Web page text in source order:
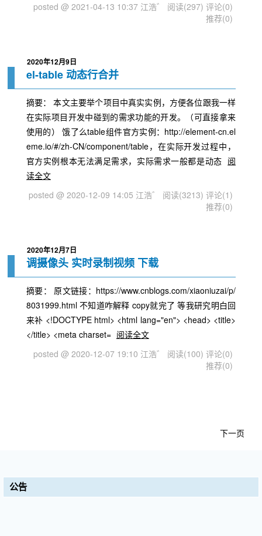
posted @ 2021-04-13 10:37 江浩゛ 阅读(297) 评论(0)
推荐(0)
2020年12月9日
el-table 动态行合并
摘要： 本文主要举个项目中真实实例，方便各位跟我一样
在实际项目开发中碰到的需求功能的开发。（可直接拿来
使用的） 饿了么table组件官方实例：http://element-cn.el
eme.io/#/zh-CN/component/table，在实际开发过程中，
官方实例根本无法满足需求，实际需求一般都是动态 阅
读全文
posted @ 2020-12-09 14:05 江浩゛ 阅读(3213) 评论(1)
推荐(0)
2020年12月7日
调摄像头 实时录制视频 下载
摘要： 原文链接：https://www.cnblogs.com/xiaoniuzai/p/
8031999.html 不知道咋解释 copy就完了 等我研究明白回
来补 <!DOCTYPE html> <html lang="en"> <head> <title>
</title> <meta charset= 阅读全文
posted @ 2020-12-07 19:10 江浩゛ 阅读(100) 评论(0)
推荐(0)
下一页
公告